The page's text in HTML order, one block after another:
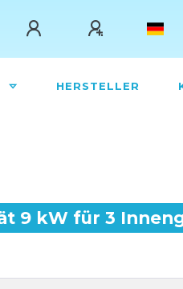
HERSTELLER
9 kW für 3